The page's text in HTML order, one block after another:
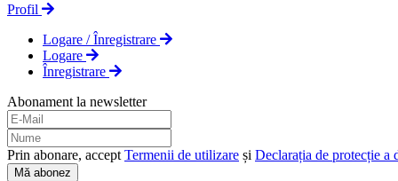
Profil
Logare / Înregistrare
Logare
Înregistrare
Abonament la newsletter
Prin abonare, accept Termenii de utilizare și Declarația de protecție a
Mă abonez